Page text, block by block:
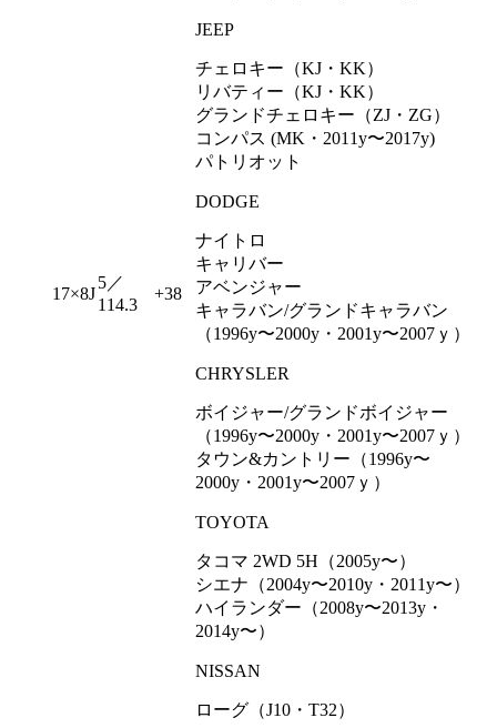
17×8J
5／
114.3
+38
JEEP
チェロキー（KJ・KK）
リバティー（KJ・KK）
グランドチェロキー（ZJ・ZG）
コンパス (MK・2011y〜2017y)
パトリオット
DODGE
ナイトロ
キャリバー
アベンジャー
キャラバン/グランドキャラバン
（1996y〜2000y・2001y〜2007ｙ）
CHRYSLER
ボイジャー/グランドボイジャー
（1996y〜2000y・2001y〜2007ｙ）
タウン&カントリー（1996y〜
2000y・2001y〜2007ｙ）
TOYOTA
タコマ 2WD 5H（2005y〜）
シエナ（2004y〜2010y・2011y〜）
ハイランダー（2008y〜2013y・
2014y〜）
NISSAN
ローグ（J10・T32）